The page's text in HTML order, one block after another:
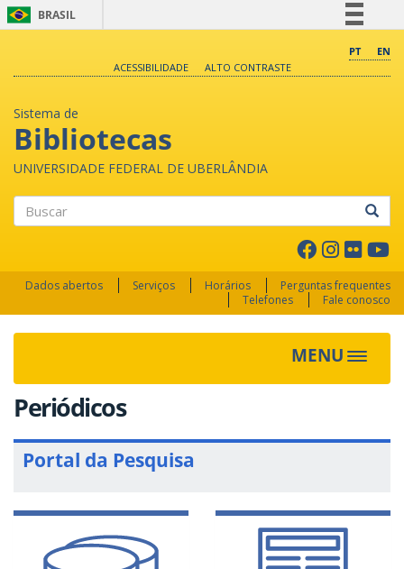
BRASIL
Comunica BR
PT
EN
ACESSIBILIDADE
ALTO CONTRASTE
Sistema de
Bibliotecas
UNIVERSIDADE FEDERAL DE UBERLÂNDIA
Dados abertos Serviços Horários
Perguntas frequentes
Telefones
Fale conosco
MENU Toggle
Periódicos
Portal da Pesquisa